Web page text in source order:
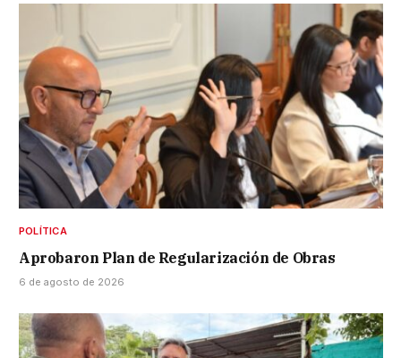
POLÍTICA
Aprobaron Plan de Regularización de Obras
6 de agosto de 2026